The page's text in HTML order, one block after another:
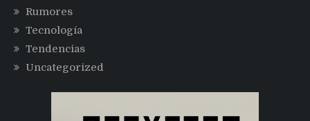
Rumores
Tecnología
Tendencias
Uncategorized